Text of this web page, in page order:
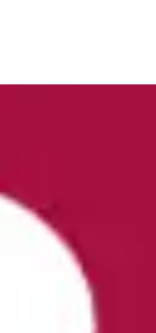
Rabatt- 30 %